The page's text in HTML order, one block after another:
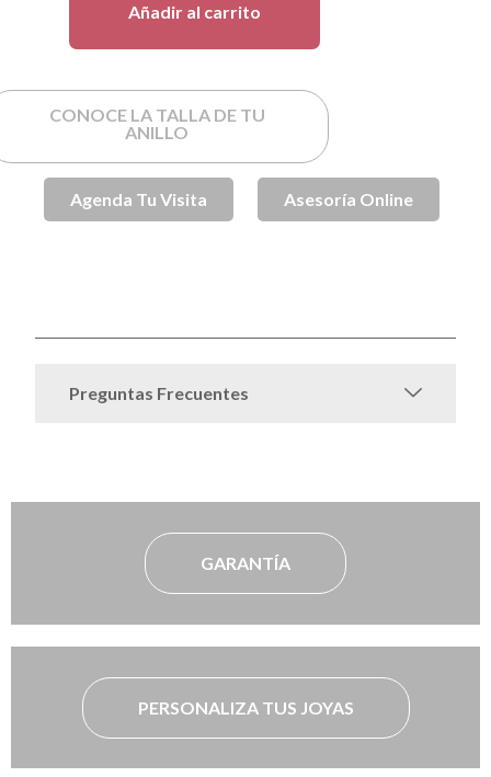
Añadir al carrito
CONOCE LA TALLA DE TU
ANILLO
Agenda Tu Visita Asesoría Online
Preguntas Frecuentes
GARANTÍA
PERSONALIZA TUS JOYAS